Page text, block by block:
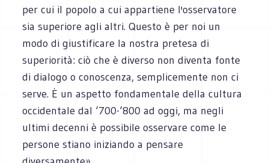
per cui il popolo a cui appartiene l'osservatore
sia superiore agli altri. Questo è per noi un
modo di giustificare la nostra pretesa di
superiorità: ciò che è diverso non diventa fonte
di dialogo o conoscenza, semplicemente non ci
serve. È un aspetto fondamentale della cultura
occidentale dal ‘700-‘800 ad oggi, ma negli
ultimi decenni è possibile osservare come le
persone stiano iniziando a pensare